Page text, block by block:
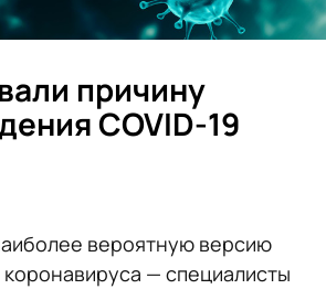
причину
COVID-19
вероятную версию
— специалисты